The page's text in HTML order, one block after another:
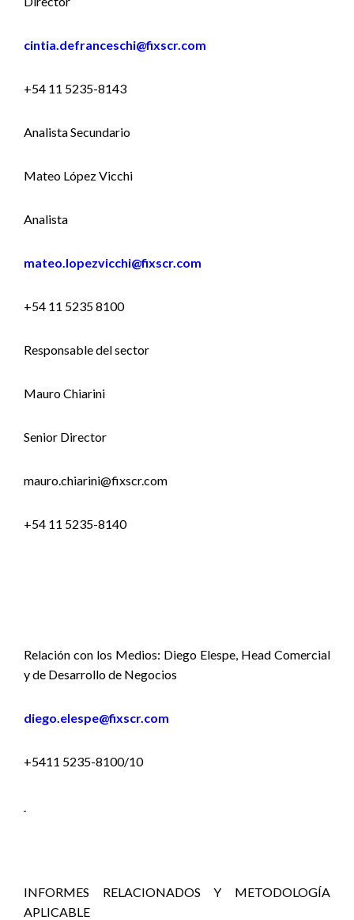
cintia.defranceschi@fixscr.com
+54 11 5235-8143
Analista Secundario
Mateo López Vicchi
Analista
mateo.lopezvicchi@fixscr.com
+54 11 5235 8100
Responsable del sector
Mauro Chiarini
Senior Director
mauro.chiarini@fixscr.com
+54 11 5235-8140
Relación con los Medios: Diego Elespe, Head Comercial
y de Desarrollo de Negocios
diego.elespe@fixscr.com
+5411 5235-8100/10
INFORMES RELACIONADOS Y METODOLOGÍA
APLICABLE